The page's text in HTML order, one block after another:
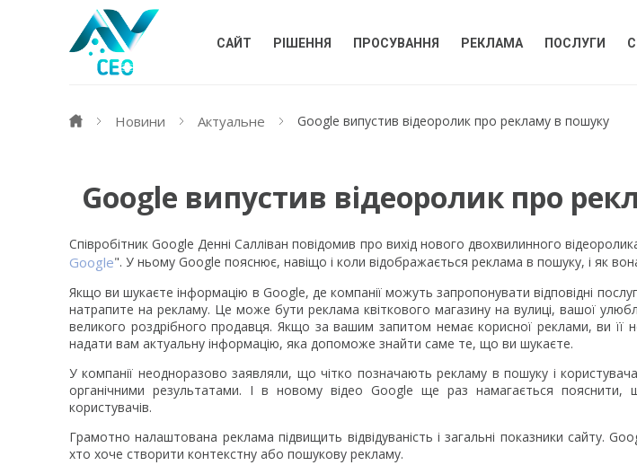
САЙТ РІШЕННЯ ПРОСУВАННЯ РЕКЛАМА ПОСЛУГИ
Новини Актуальне Google випустив відеоролик про рекламу в пошуку
Google випустив відеоролик про
Співробітник Google Денні Салліван повідомив про вихід нового двохвилинного
Google". У ньому Google пояснює, навіщо і коли відображається реклама в пошуку, і як
Якщо ви шукаєте інформацію в Google, де компанії можуть запропонувати відповідні
натрапите на рекламу. Це може бути реклама квіткового магазину на вулиці, вашої
великого роздрібного продавця. Якщо за вашим запитом немає корисної реклами, ви її
надати вам актуальну інформацію, яка допоможе знайти саме те, що ви шукаєте.
У компанії неодноразово заявляли, що чітко позначають рекламу в пошуку і
органічними результатами. І в новому відео Google ще раз намагається
користувачів.
Грамотно налаштована реклама підвищить відвідуваність і загальні показники сайту.
хто хоче створити контекстну або пошукову рекламу.